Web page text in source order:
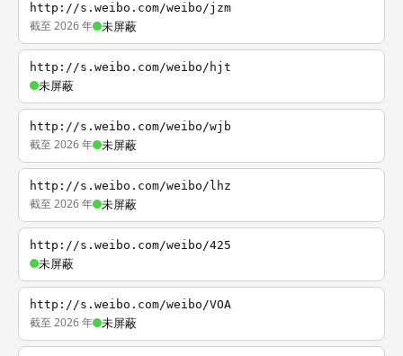
http://s.weibo.com/weibo/jzm
截至 2026 年 未屏蔽
http://s.weibo.com/weibo/hjt
未屏蔽
http://s.weibo.com/weibo/wjb
截至 2026 年 未屏蔽
http://s.weibo.com/weibo/lhz
截至 2026 年 未屏蔽
http://s.weibo.com/weibo/425
未屏蔽
http://s.weibo.com/weibo/VOA
截至 2026 年 未屏蔽